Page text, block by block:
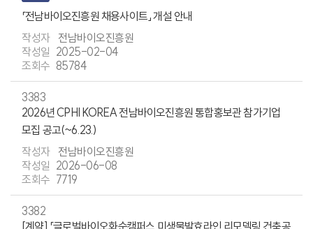
「전남바이오진흥원 채용사이트」 개설 안내
전남바이오진흥원
2025-02-04
85784
3383
2026년 CPHI KOREA 전남바이오진흥원 통합홍보관 참가기업
모집 공고(~6.23.)
전남바이오진흥원
2026-06-08
7719
3382
[계약] 「글로벌바이오화순캠퍼스 미생물발효라인 리모델링 건축공